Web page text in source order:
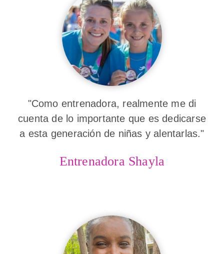
"Como entrenadora, realmente me di
cuenta de lo importante que es dedicarse
a esta generación de niñas y alentarlas."
Entrenadora Shayla